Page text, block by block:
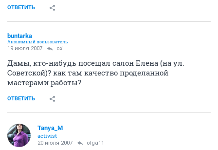
ОТВЕТИТЬ
buntarka
Анонимный пользователь
19 июля 2007 oxi
Дамы, кто-нибудь посещал салон Елена (на ул.
Советской)? как там качество проделанной
мастерами работы?
ОТВЕТИТЬ
Tanya_M
activist
20 июля 2007 olga11